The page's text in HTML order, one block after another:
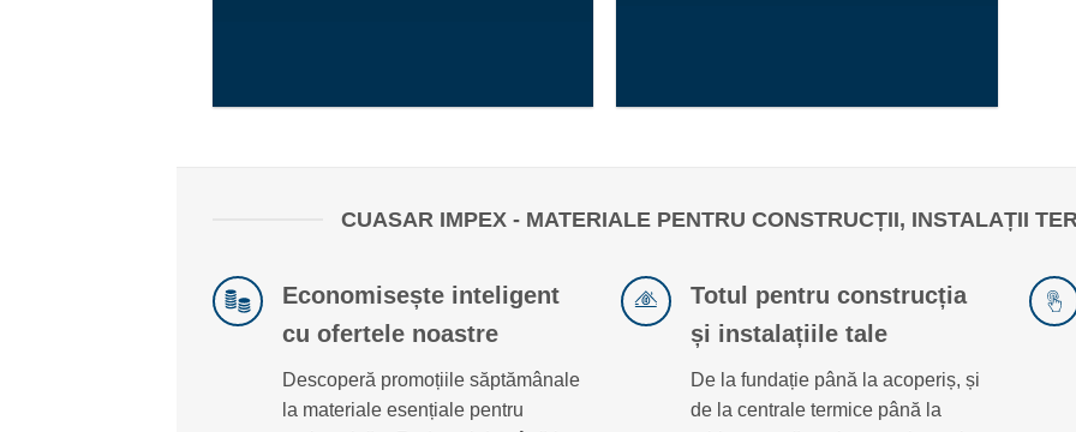
CUASAR IMPEX - MATERIALE PENTRU CONSTRUCȚII, INSTALAȚII
Economisește inteligent
cu ofertele noastre
Descoperă promoțiile săptămânale
la materiale esențiale pentru
Totul pentru construcția
și instalațiile tale
De la fundație până la acoperiș, și
de la centrale termice până la